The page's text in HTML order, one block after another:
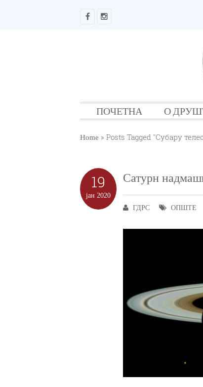
ПОЧЕТНА О
Home » Posts Tagged "Субару
19
јан 2020
Сатурн
ГДРС ОПШТЕ